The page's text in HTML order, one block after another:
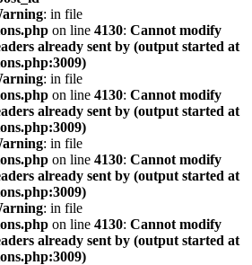
: in file
on line 4130: Cannot modify
already sent by (output started at
: in file
on line 4130: Cannot modify
already sent by (output started at
: in file
on line 4130: Cannot modify
already sent by (output started at
: in file
on line 4130: Cannot modify
already sent by (output started at